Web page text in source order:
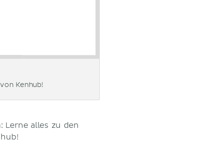
Kenhub!
Lerne alles zu den